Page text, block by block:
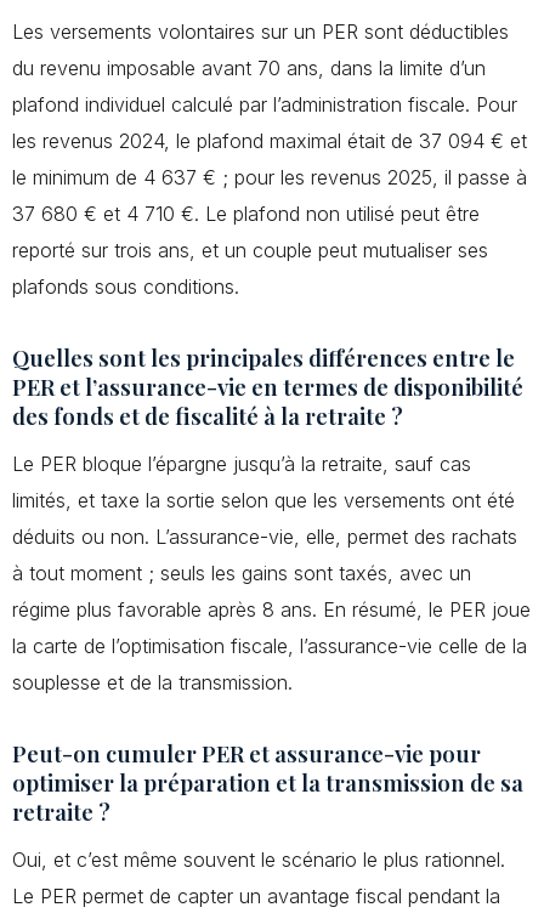
Les versements volontaires sur un PER sont déductibles
du revenu imposable avant 70 ans, dans la limite d’un
plafond individuel calculé par l’administration fiscale. Pour
les revenus 2024, le plafond maximal était de 37 094 € et
le minimum de 4 637 € ; pour les revenus 2025, il passe à
37 680 € et 4 710 €. Le plafond non utilisé peut être
reporté sur trois ans, et un couple peut mutualiser ses
plafonds sous conditions.
Quelles sont les principales différences entre le
PER et l’assurance-vie en termes de disponibilité
des fonds et de fiscalité à la retraite ?
Le PER bloque l’épargne jusqu’à la retraite, sauf cas
limités, et taxe la sortie selon que les versements ont été
déduits ou non. L’assurance-vie, elle, permet des rachats
à tout moment ; seuls les gains sont taxés, avec un
régime plus favorable après 8 ans. En résumé, le PER joue
la carte de l’optimisation fiscale, l’assurance-vie celle de la
souplesse et de la transmission.
Peut-on cumuler PER et assurance-vie pour
optimiser la préparation et la transmission de sa
retraite ?
Oui, et c’est même souvent le scénario le plus rationnel.
Le PER permet de capter un avantage fiscal pendant la